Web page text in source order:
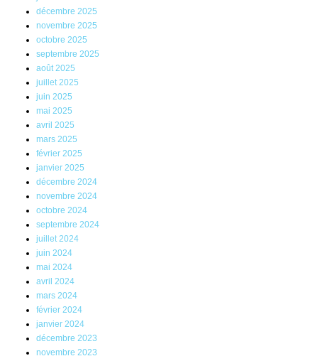
décembre 2025
novembre 2025
octobre 2025
septembre 2025
août 2025
juillet 2025
juin 2025
mai 2025
avril 2025
mars 2025
février 2025
janvier 2025
décembre 2024
novembre 2024
octobre 2024
septembre 2024
juillet 2024
juin 2024
mai 2024
avril 2024
mars 2024
février 2024
janvier 2024
décembre 2023
novembre 2023